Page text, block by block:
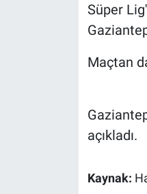
Süper
Maçtan
açıkladı.
Kaynak:
Ne demişti